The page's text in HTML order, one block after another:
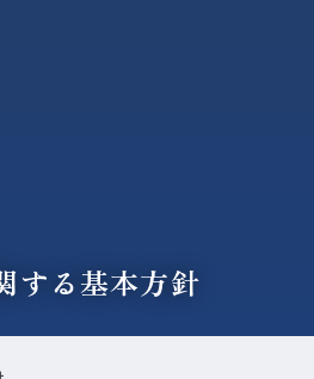
する基本方針